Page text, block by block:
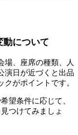
動について
場、座席の種類、人
演日が近づくと出品
がポイントです。
望条件に応じて、
つけてみましょ